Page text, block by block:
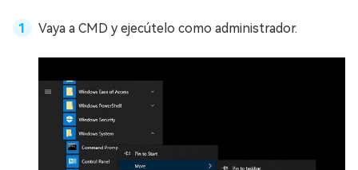
Vaya a CMD y ejecútelo como administrador.